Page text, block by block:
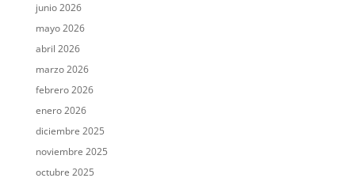
junio 2026
mayo 2026
abril 2026
marzo 2026
febrero 2026
enero 2026
diciembre 2025
noviembre 2025
octubre 2025